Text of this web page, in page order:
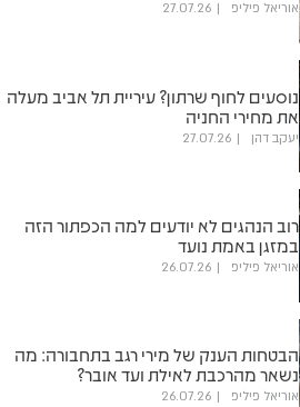
אוריאל פיליפ 27.07.26
נוסעים לחוף שרתון? עיריית תל אביב מעלה
את מחירי החניה
יעקב דהן 27.07.26
רוב הנהגים לא יודעים למה הכפתור הזה
במזגן באמת נועד
אוריאל פיליפ 26.07.26
הבטחות הענק של מירי רגב בתחבורה: מה
נשאר מהרכבת לאילת ועד אובר?
אוריאל פיליפ 26.07.26